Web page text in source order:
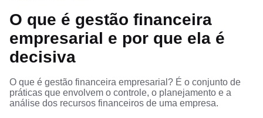
O que é gestão financeira
empresarial e por que ela é
decisiva
O que é gestão financeira empresarial? É o conjunto de
práticas que envolvem o controle, o planejamento e a
análise dos recursos financeiros de uma empresa.